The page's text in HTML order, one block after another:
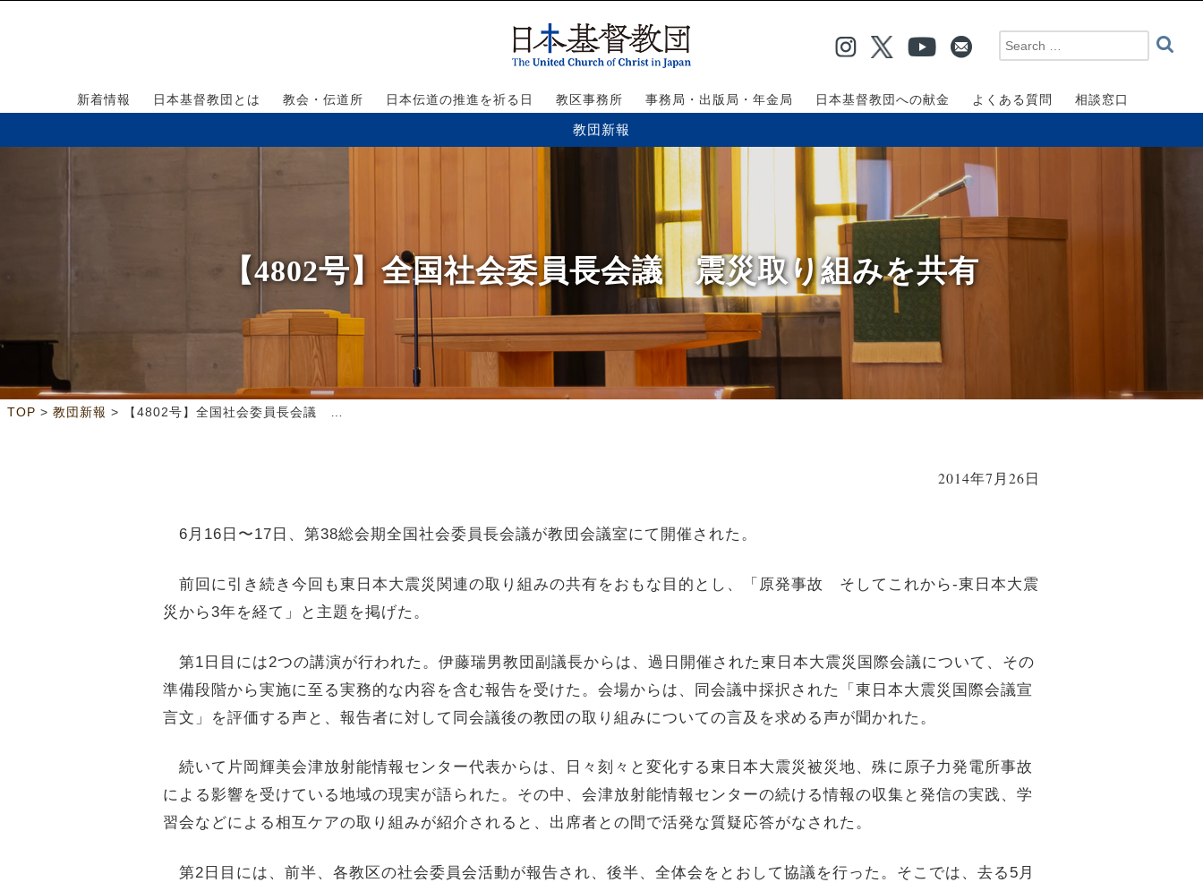
新着情報 日本基督教団とは 教会・伝道所 日本伝道の推進を祈る日 教区事務所 事務局・出版局・年金局 日本基督教団への献金 よくある質問 相談窓口
教団新報
【4802号】全国社会委員長会議 震災取り組みを共有
TOP > 教団新報 > 【4802号】全国社会委員長会議 震災取り組みを共有
2014年7月26日
6月16日〜17日、第38総会期全国社会委員長会議が教団会議室にて開催された。
前回に引き続き今回も東日本大震災関連の取り組みの共有をおもな目的とし、「原発事故 そしてこれから-東日本大震
災から3年を経て」と主題を掲げた。
第1日目には2つの講演が行われた。伊藤瑞男教団副議長からは、過日開催された東日本大震災国際会議について、その
準備段階から実施に至る実務的な内容を含む報告を受けた。会場からは、同会議中採択された「東日本大震災国際会議宣
言文」を評価する声と、報告者に対して同会議後の教団の取り組みについての言及を求める声が聞かれた。
続いて片岡輝美会津放射能情報センター代表からは、日々刻々と変化する東日本大震災被災地、殊に原子力発電所事故
による影響を受けている地域の現実が語られた。その中、会津放射能情報センターの続ける情報の収集と発信の実践、学
習会などによる相互ケアの取り組みが紹介されると、出席者との間で活発な質疑応答がなされた。
第2日目には、前半、各教区の社会委員会活動が報告され、後半、全体会をとおして協議を行った。そこでは、去る5月